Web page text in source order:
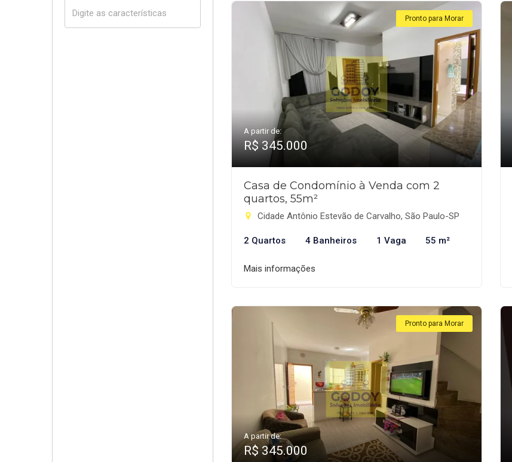
Pronto para Morar
A partir de:
R$ 345.000
Casa de Condomínio à Venda com 2
quartos, 55m²
Cidade Antônio Estevão de Carvalho, São Paulo-SP
2 Quartos 4 Banheiros 1 Vaga 55 m²
Mais informações
Pronto para Morar
A partir de:
R$ 345.000